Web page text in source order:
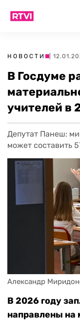
НОВОСТИ |
В Госдуме
учителей в
Депутат Панеш:
может составить
Александр
В 2026 году
направлены